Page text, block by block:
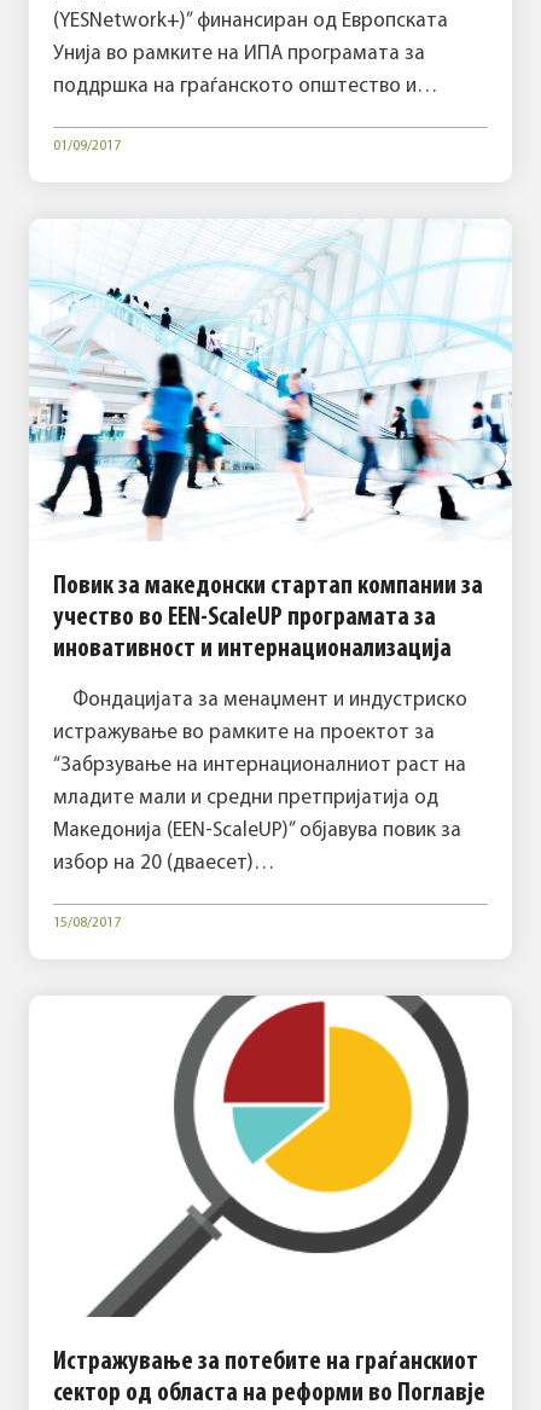
(YESNetwork+)” финансиран од Европската
Унија во рамките на ИПА програмата за
поддршка на граѓанското општество и…
01/09/2017
Повик за македонски стартап компании за
учество во EEN-ScaleUP програмата за
иновативност и интернационализација
Фондацијата за менаџмент и индустриско
истражување во рамките на проектот за
“Забрзување на интернационалниот раст на
младите мали и средни претпријатија од
Македонија (EEN-ScaleUP)” објавува повик за
избор на 20 (дваесет)…
15/08/2017
Истражување за потебите на граѓанскиот
сектор од областа на реформи во Поглавје